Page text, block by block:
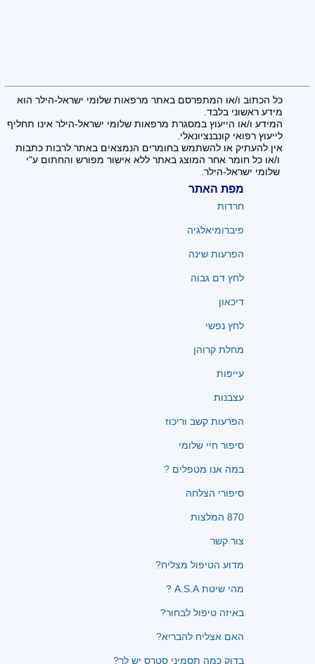
כל הכתוב ו/או המתפרסם באתר מרפאות שלומי ישראל-הילר הוא
מידע ראשוני בלבד.
המידע ו/או הייעוץ במסגרת מרפאות שלומי ישראל-הילר אינו תחליף
לייעוץ רפואי קונבנציונאלי.
אין להעתיק או להשתמש בחומרים הנמצאים באתר לרבות כתבות
ו/או כל חומר אחר המוצג באתר ללא אישור מפורש והחתום ע"י
שלומי ישראל-הילר.
מפת האתר
חרדות
פיברומיאלגיה
הפרעות שינה
לחץ דם גבוה
דיכאון
לחץ נפשי
מחלת קרוהן
עייפות
עצבנות
הפרעות קשב וריכוז
סיפור חיי שלומי
במה אנו מטפלים ?
סיפורי הצלחה
870 המלצות
צור קשר
מדוע הטיפול מצליח?
מהי שיטת A.S.A ?
באיזה טיפול לבחור?
האם אצליח להבריא?
בדוק כמה תסמיני סטרס יש לך?